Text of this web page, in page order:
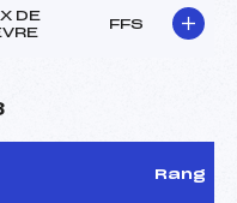
DE
FFS
Rang